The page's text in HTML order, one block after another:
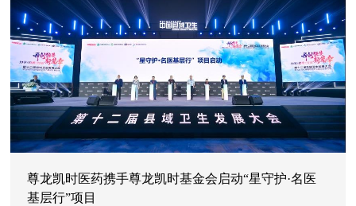
尊龙凯时医药携手尊龙凯时基金会启动“星守护·名医
基层行”项目